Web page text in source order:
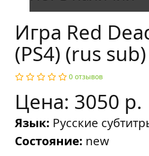
Игра Red
(PS4) (rus sub)
0 отзывов
Цена: 3050 р.
Язык: Русские
Состояние: new